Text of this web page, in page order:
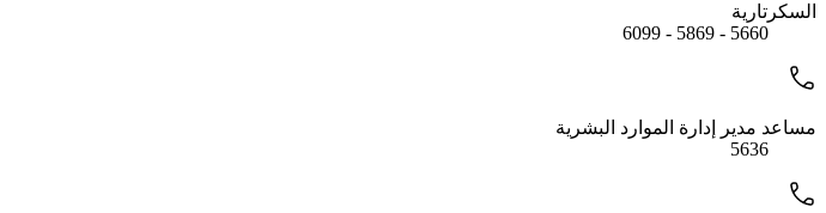
السكرتارية
5660 - 5869 - 6099
مساعد مدير إدارة الموارد البشرية
5636